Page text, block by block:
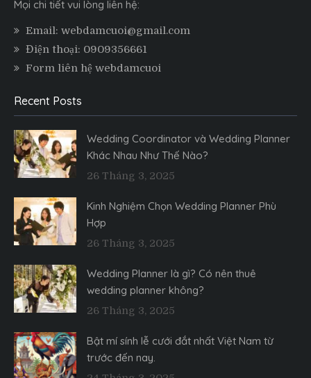
Mọi chi tiết vui lòng liên hệ:
Email: webdamcuoi@gmail.com
Điện thoại: 0909356661
Form liên hệ webdamcuoi
Recent Posts
Wedding Coordinator và Wedding Planner
Khác Nhau Như Thế Nào?
26 Tháng 3, 2025
Kinh Nghiệm Chọn Wedding Planner Phù
Hợp
26 Tháng 3, 2025
Wedding Planner là gì? Có nên thuê
wedding planner không?
26 Tháng 3, 2025
Bật mí sính lễ cưới đắt nhất Việt Nam từ
trước đến nay.